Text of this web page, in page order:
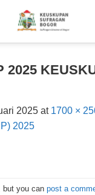
2025
2025 at 1700 ×
2025
but you can post a